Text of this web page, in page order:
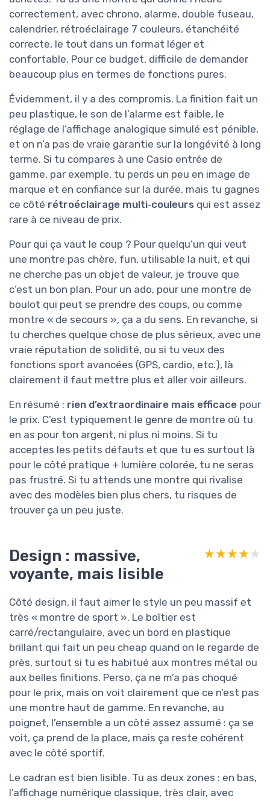
correctement, avec chrono, alarme, double fuseau,
calendrier, rétroéclairage 7 couleurs, étanchéité
correcte, le tout dans un format léger et
confortable. Pour ce budget, difficile de demander
beaucoup plus en termes de fonctions pures.
Évidemment, il y a des compromis. La finition fait un
peu plastique, le son de l’alarme est faible, le
réglage de l’affichage analogique simulé est pénible,
et on n’a pas de vraie garantie sur la longévité à long
terme. Si tu compares à une Casio entrée de
gamme, par exemple, tu perds un peu en image de
marque et en confiance sur la durée, mais tu gagnes
ce côté rétroéclairage multi‑couleurs qui est assez
rare à ce niveau de prix.
Pour qui ça vaut le coup ? Pour quelqu’un qui veut
une montre pas chère, fun, utilisable la nuit, et qui
ne cherche pas un objet de valeur, je trouve que
c’est un bon plan. Pour un ado, pour une montre de
boulot qui peut se prendre des coups, ou comme
montre « de secours », ça a du sens. En revanche, si
tu cherches quelque chose de plus sérieux, avec une
vraie réputation de solidité, ou si tu veux des
fonctions sport avancées (GPS, cardio, etc.), là
clairement il faut mettre plus et aller voir ailleurs.
En résumé : rien d’extraordinaire mais efficace pour
le prix. C’est typiquement le genre de montre où tu
en as pour ton argent, ni plus ni moins. Si tu
acceptes les petits défauts et que tu es surtout là
pour le côté pratique + lumière colorée, tu ne seras
pas frustré. Si tu attends une montre qui rivalise
avec des modèles bien plus chers, tu risques de
trouver ça un peu juste.
Design : massive,
voyante, mais lisible
★★★★★
★★★★★
Côté design, il faut aimer le style un peu massif et
très « montre de sport ». Le boîtier est
carré/rectangulaire, avec un bord en plastique
brillant qui fait un peu cheap quand on le regarde de
près, surtout si tu es habitué aux montres métal ou
aux belles finitions. Perso, ça ne m’a pas choqué
pour le prix, mais on voit clairement que ce n’est pas
une montre haut de gamme. En revanche, au
poignet, l’ensemble a un côté assez assumé : ça se
voit, ça prend de la place, mais ça reste cohérent
avec le côté sportif.
Le cadran est bien lisible. Tu as deux zones : en bas,
l’affichage numérique classique, très clair, avec